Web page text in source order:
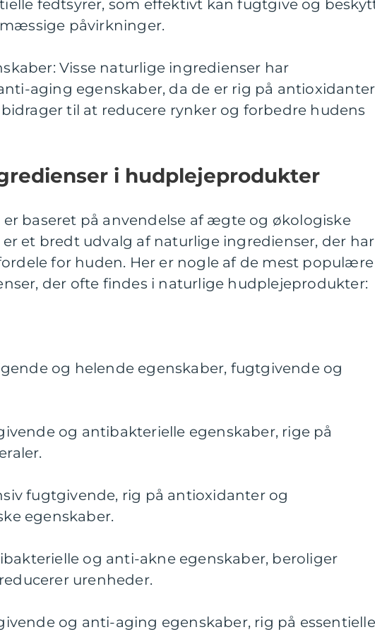
fedtsyrer, som effektivt kan fugtgive og
påvirkninger.
Visse naturlige ingredienser har
aging egenskaber, da de er rig på antioxidanter
til at reducere rynker og forbedre hudens
i hudplejeprodukter
baseret på anvendelse af ægte og økologiske
et bredt udvalg af naturlige ingredienser, der har
for huden. Her er nogle af de mest populære
der ofte findes i naturlige hudplejeprodukter:
og helende egenskaber, fugtgivende og
og antibakterielle egenskaber, rige på
fugtgivende, rig på antioxidanter og
egenskaber.
og anti-akne egenskaber, beroliger
urenheder.
og anti-aging egenskaber, rig på essentielle